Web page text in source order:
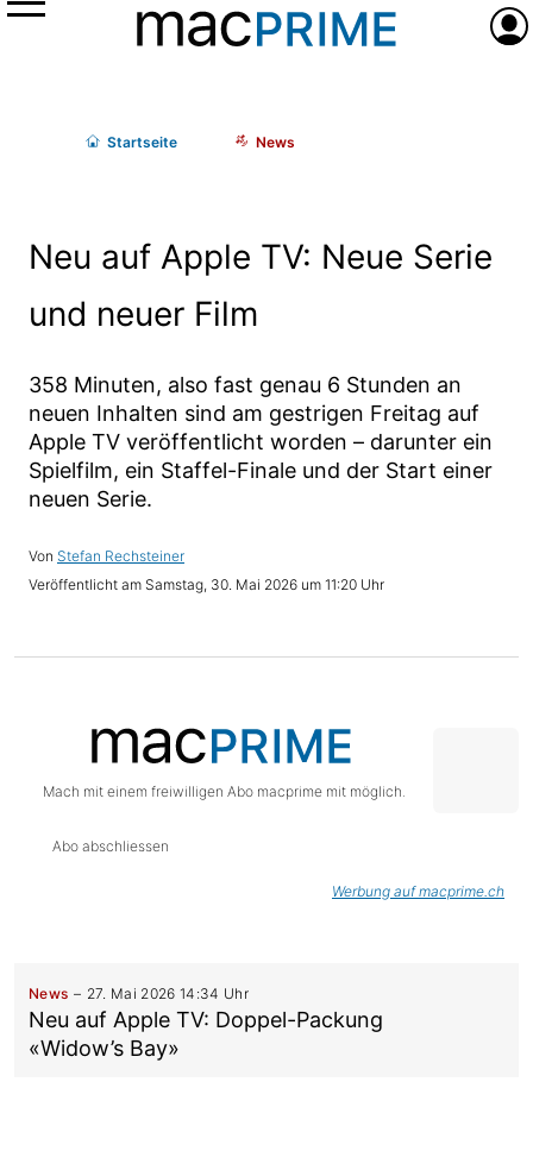
Menü
Startseite News
Neu auf Apple TV: Neue Serie
und neuer Film
358 Minuten, also fast genau 6 Stunden an
neuen Inhalten sind am gestrigen Freitag auf
Apple TV veröffentlicht worden – darunter ein
Spielfilm, ein Staffel-Finale und der Start einer
neuen Serie.
Stefan Rechsteiner
Samstag, 30. Mai 2026 um 11:20 Uhr
Mach mit einem freiwilligen Abo macprime mit möglich.
Abo abschliessen
Werbung auf macprime.ch
News 27. Mai 2026 14:34 Uhr
Neu auf Apple TV: Doppel-Packung
«Widow’s Bay»